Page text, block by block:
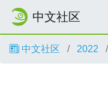
中文社区
中文社区 2022